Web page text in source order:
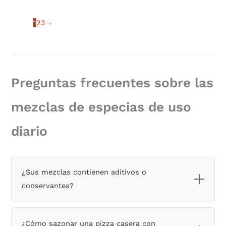
123 →
Preguntas frecuentes sobre las
mezclas de especias de uso
diario
¿Sus mezclas contienen aditivos o
conservantes?
No. Todas nuestras mezclas de especias son 100
% naturales. No utilizamos ningún aditivo,
¿Cómo sazonar una pizza casera con